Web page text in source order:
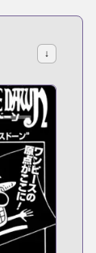
↓